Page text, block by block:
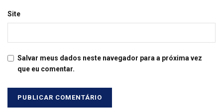
Site
Salvar meus dados neste navegador para a próxima vez
que eu comentar.